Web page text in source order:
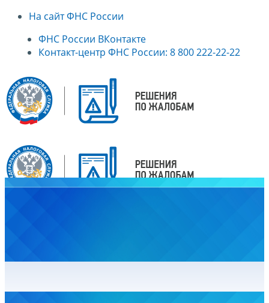
На сайт ФНС России
ФНС России ВКонтакте
Контакт-центр ФНС России: 8 800 222-22-22